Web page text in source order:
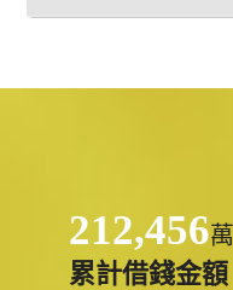
212,456萬
累計借錢金額